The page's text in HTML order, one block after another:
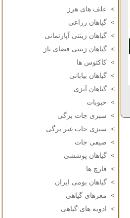
> علف های هرز
> گیاهان زراعی
> گیاهان زینتی آپارتمانی
> گیاهان زینتی فضای باز
> کاکتوس ها
> گیاهان بیابانی
> گیاهان آبزی
> حبوبات
> سبزی جات برگی
> سبزی جات غیر برگی
> صیفی جات
> گیاهان پوششی
> قارچ ها
> گیاهان بومی ایران
> مغزهای گیاهی
>
ادویه های گیاهی